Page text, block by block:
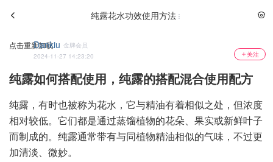
纯露花水功效使用方法
点击重新加载
Dankiu 金牌会员
2024-11-27 14:23:20
关注
纯露如何搭配使用，纯露的搭配混合使用配方
纯露，有时也被称为花水，它与精油有着相似之处，但浓度
相对较低。它们都是通过蒸馏植物的花朵、果实或新鲜叶子
而制成的。纯露通常带有与同植物精油相似的气味，不过更
加清淡、微妙。